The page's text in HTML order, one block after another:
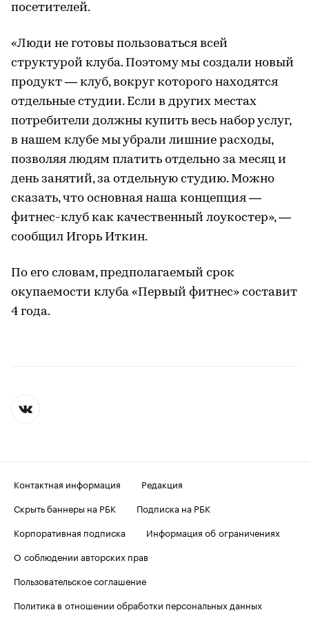
посетителей.
«Люди не готовы пользоваться всей
структурой клуба. Поэтому мы создали новый
продукт — клуб, вокруг которого находятся
отдельные студии. Если в других местах
потребители должны купить весь набор услуг,
в нашем клубе мы убрали лишние расходы,
позволяя людям платить отдельно за месяц и
день занятий, за отдельную студию. Можно
сказать, что основная наша концепция —
фитнес-клуб как качественный лоукостер», —
сообщил Игорь Иткин.
По его словам, предполагаемый срок
окупаемости клуба «Первый фитнес» составит
4 года.
Контактная информация
Редакция
Скрыть баннеры на РБК
Подписка на РБК
Корпоративная подписка
Информация об ограничениях
О соблюдении авторских прав
Пользовательское соглашение
Политика в отношении обработки персональных данных